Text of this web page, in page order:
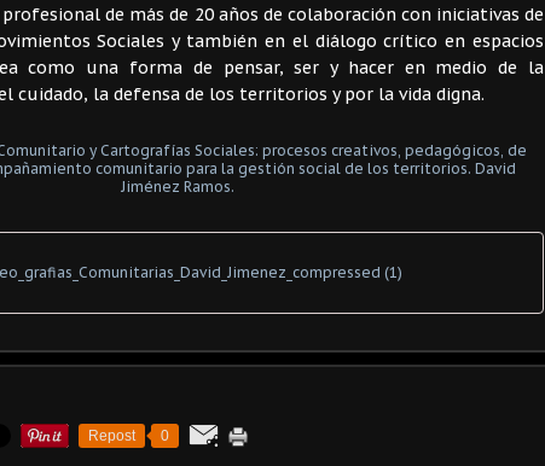
de más de 20 años de colaboración con iniciativas de
Sociales y también en el diálogo crítico en espacios
como una forma de pensar, ser y hacer en medio de la
cuidado, la defensa de los territorios y por la vida digna.
(1)
Repost 0